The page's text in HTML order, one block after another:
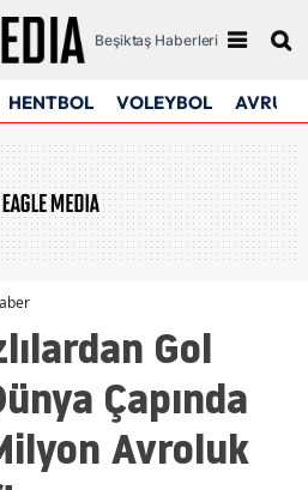
Beşiktaş Haberleri
HENTBOL VOLEYBOL
Gol
Çapında
Avroluk